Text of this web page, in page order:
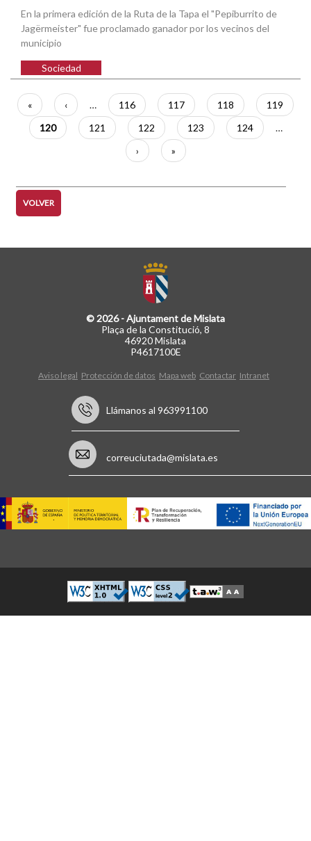
En la primera edición de la Ruta de la Tapa el "Pepiburrito de
Jagërmeister" fue proclamado ganador por los vecinos del
municipio
Sociedad
Paginación
Primera
página
«
Página
anterior
‹ … Página
116 Página
117 Página
118 Página
119
Página
actual
120 Página
121 Página
122 Página
123 Página
124
…
Siguiente
página
›
Última
página
»
VOLVER
© 2026 - Ajuntament de Mislata
Plaça de la Constitució, 8
46920 Mislata
P4617100E
Aviso legal Protección de datos Mapa web Contactar Intranet
Llámanos al 963991100
correuciutada@mislata.es